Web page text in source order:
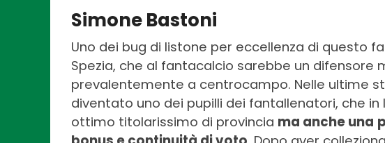
Simone Bastoni
Uno dei bug di listone per eccellenza di questo
Spezia, che al fantacalcio sarebbe un difensore
prevalentemente a centrocampo. Nelle ultime
diventato uno dei pupilli dei fantallenatori, che
ottimo titolarissimo di provincia ma anche una